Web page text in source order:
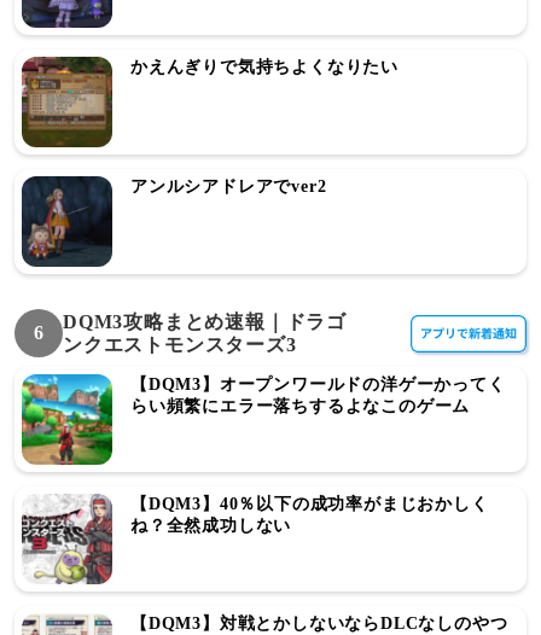
かえんぎりで気持ちよくなりたい
アンルシアドレアでver2
6
DQM3攻略まとめ速報｜ドラゴ
ンクエストモンスターズ3
【DQM3】オープンワールドの洋ゲーかってく
らい頻繁にエラー落ちするよなこのゲーム
【DQM3】40％以下の成功率がまじおかしく
ね？全然成功しない
【DQM3】対戦とかしないならDLCなしのやつ